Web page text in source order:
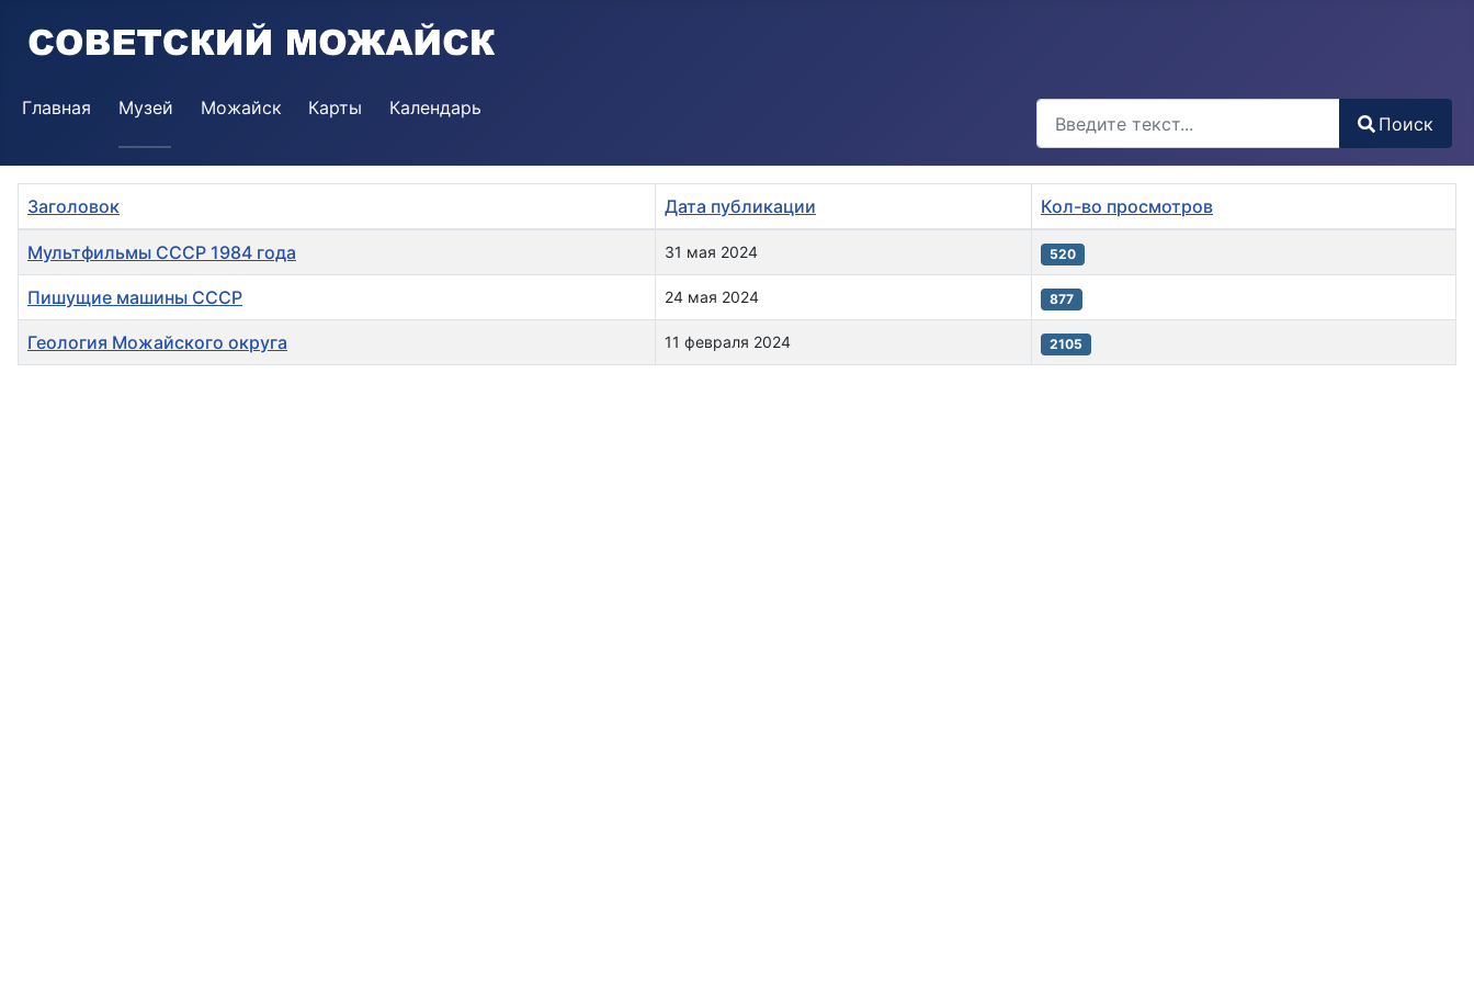
Главная Музей Можайск Карты Календарь
Type 2 or more characters for results.
Поиск
Материалы
Заголовок Дата публикации Кол-во просмотров
Мультфильмы СССР 1984 года 31 мая 2024 520
Пишущие машины СССР 24 мая 2024 877
Геология Можайского округа 11 февраля 2024 2105